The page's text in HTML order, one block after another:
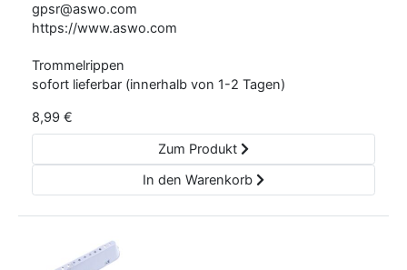
gpsr@aswo.com
https://www.aswo.com
Trommelrippen
sofort lieferbar (innerhalb von 1-2 Tagen)
8,99 €
Zum Produkt
In den Warenkorb